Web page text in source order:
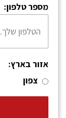
מספר טלפון:
אזור בארץ:
צפון